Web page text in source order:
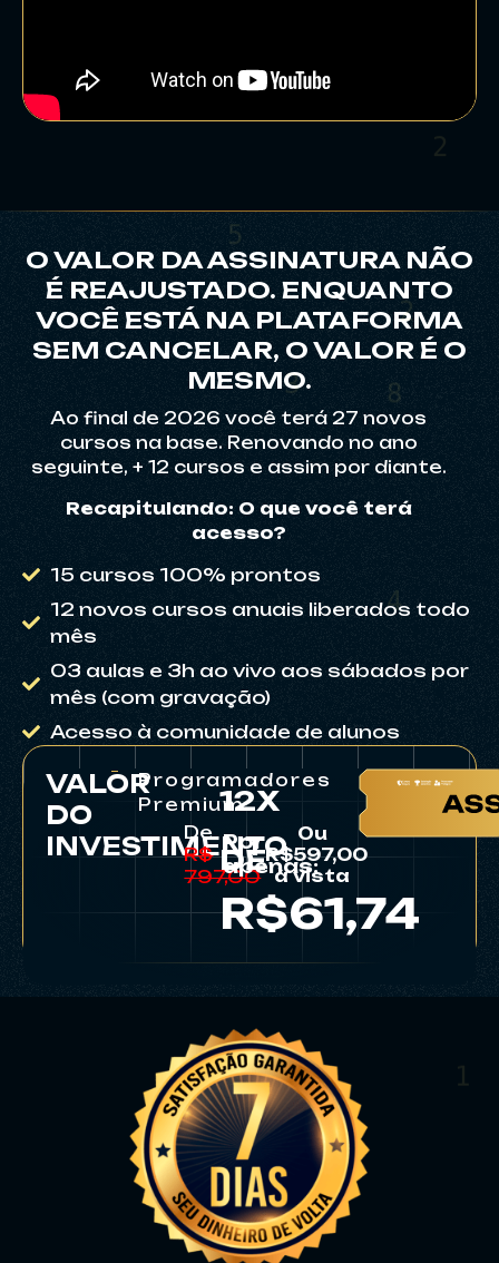
O VALOR DA ASSINATURA NÃO
É REAJUSTADO. ENQUANTO
VOCÊ ESTÁ NA PLATAFORMA
SEM CANCELAR, O VALOR É O
MESMO.
Ao final de 2026 você terá 27 novos
cursos na base. Renovando no ano
seguinte, + 12 cursos e assim por diante.
Recapitulando: O que você terá
acesso?
15 cursos 100% prontos
12 novos cursos anuais liberados todo
mês
03 aulas e 3h ao vivo aos sábados por
mês (com gravação)
Acesso à comunidade de alunos
VALOR
DO
INVESTIMENTO
Programadores
Premium
De
R$
797,00
Por
apenas:
12X
DE
R$61,74
Ou
R$597,00
à vista
5
2
5
3